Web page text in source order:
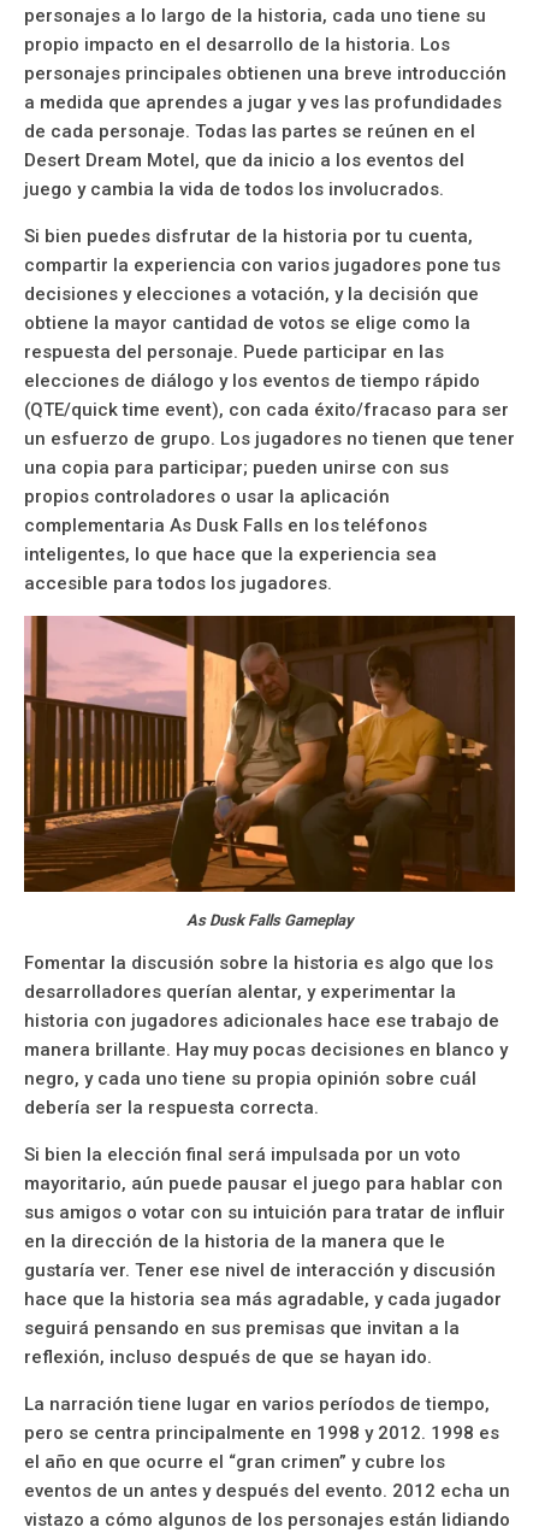
personajes a lo largo de la historia, cada uno tiene su
propio impacto en el desarrollo de la historia. Los
personajes principales obtienen una breve introducción
a medida que aprendes a jugar y ves las profundidades
de cada personaje. Todas las partes se reúnen en el
Desert Dream Motel, que da inicio a los eventos del
juego y cambia la vida de todos los involucrados.
Si bien puedes disfrutar de la historia por tu cuenta,
compartir la experiencia con varios jugadores pone tus
decisiones y elecciones a votación, y la decisión que
obtiene la mayor cantidad de votos se elige como la
respuesta del personaje. Puede participar en las
elecciones de diálogo y los eventos de tiempo rápido
(QTE/quick time event), con cada éxito/fracaso para ser
un esfuerzo de grupo. Los jugadores no tienen que tener
una copia para participar; pueden unirse con sus
propios controladores o usar la aplicación
complementaria As Dusk Falls en los teléfonos
inteligentes, lo que hace que la experiencia sea
accesible para todos los jugadores.
As Dusk Falls Gameplay
Fomentar la discusión sobre la historia es algo que los
desarrolladores querían alentar, y experimentar la
historia con jugadores adicionales hace ese trabajo de
manera brillante. Hay muy pocas decisiones en blanco y
negro, y cada uno tiene su propia opinión sobre cuál
debería ser la respuesta correcta.
Si bien la elección final será impulsada por un voto
mayoritario, aún puede pausar el juego para hablar con
sus amigos o votar con su intuición para tratar de influir
en la dirección de la historia de la manera que le
gustaría ver. Tener ese nivel de interacción y discusión
hace que la historia sea más agradable, y cada jugador
seguirá pensando en sus premisas que invitan a la
reflexión, incluso después de que se hayan ido.
La narración tiene lugar en varios períodos de tiempo,
pero se centra principalmente en 1998 y 2012. 1998 es
el año en que ocurre el “gran crimen” y cubre los
eventos de un antes y después del evento. 2012 echa un
vistazo a cómo algunos de los personajes están lidiando